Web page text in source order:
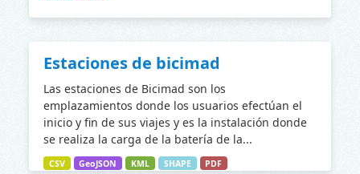
Estaciones de bicimad
Las estaciones de Bicimad son los
emplazamientos donde los usuarios efectúan el
inicio y fin de sus viajes y es la instalación donde
se realiza la carga de la batería de la...
CSV GeoJSON KML SHAPE PDF